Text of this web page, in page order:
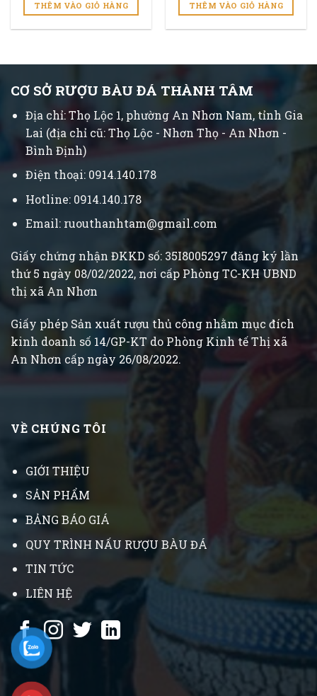
THÊM VÀO GIỎ HÀNG THÊM VÀO GIỎ HÀNG
CƠ SỞ RƯỢU BÀU ĐÁ THÀNH TÂM
Địa chỉ: Thọ Lộc 1, phường An Nhơn Nam, tỉnh Gia
Lai (địa chỉ cũ: Thọ Lộc - Nhơn Thọ - An Nhơn -
Bình Định)
Điện thoại: 0914.140.178
Hotline: 0914.140.178
Email: ruouthanhtam@gmail.com
Giấy chứng nhận ĐKKD số: 35I8005297 đăng ký lần
thứ 5 ngày 08/02/2022, nơi cấp Phòng TC-KH UBND
thị xã An Nhơn
Giấy phép Sản xuất rượu thủ công nhằm mục đích
kinh doanh số 14/GP-KT do Phòng Kinh tế Thị xã
An Nhơn cấp ngày 26/08/2022.
VỀ CHÚNG TÔI
GIỚI THIỆU
SẢN PHẨM
BẢNG BÁO GIÁ
QUY TRÌNH NẤU RƯỢU BÀU ĐÁ
TIN TỨC
LIÊN HỆ